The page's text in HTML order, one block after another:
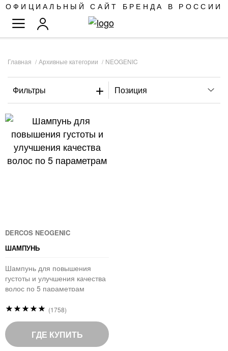
SKIP
TO
CONTENT
ОФИЦИАЛЬНЫЙ САЙТ БРЕНДА В РОССИИ
Главная Архивные категории NEOGENIC
Фильтры
DERCOS NEOGENIC
ШАМПУНЬ
Шампунь для повышения
густоты и улучшения качества
волос по 5 параметрам
Рейтинг:
of
100
(1758)
ГДЕ КУПИТЬ